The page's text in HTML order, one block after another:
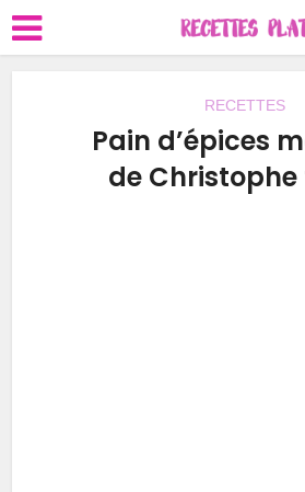
RECETTES
Pain d’épices
de